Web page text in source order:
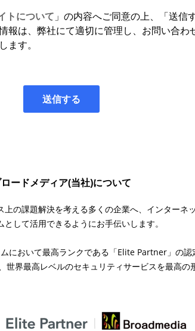
トについて」の内容へご同意の上、「送信
報は、弊社にて適切に管理し、お問い合わ
ます。
ードメディア(当社)について
の課題解決を考える多くの企業へ、インターネ
して活用できるようにお手伝いします。
において最高ランクである「Elite Partner」の認
界最高レベルのセキュリティサービスを最高の